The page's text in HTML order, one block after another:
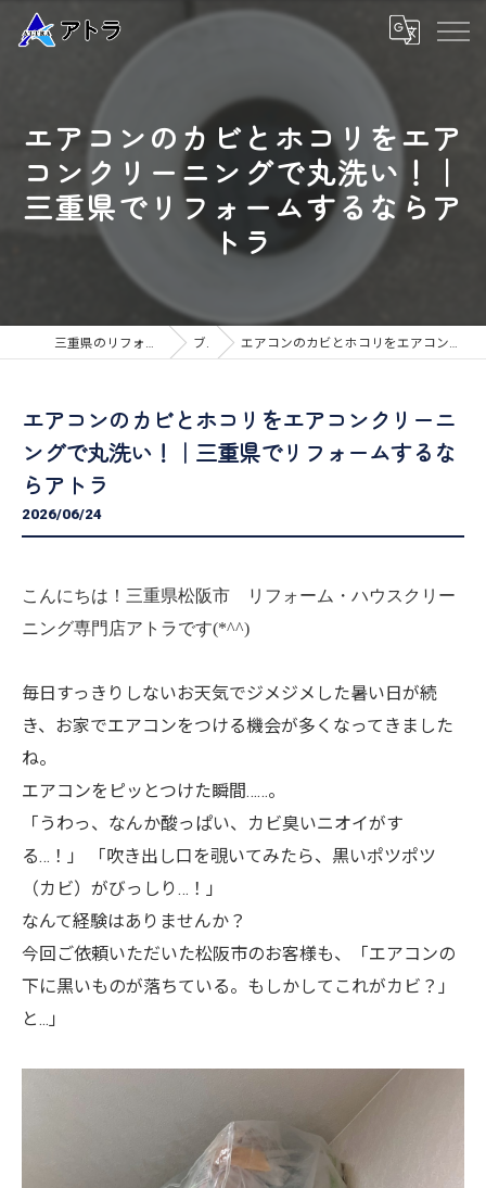
エアコンのカビとホコリをエア
コンクリーニングで丸洗い！｜
三重県でリフォームするならア
トラ
三重県のリフォームなら高品質な工事のアトラ ブログ エアコンのカビとホコリをエアコンクリーニングで丸洗い！｜三重県でリフォームするならアトラ
エアコンのカビとホコリをエアコンクリーニ
ングで丸洗い！｜三重県でリフォームするな
らアトラ
2026/06/24
こんにちは！三重県松阪市 リフォーム・ハウスクリー
ニング専門店アトラです(*^^)
毎日すっきりしないお天気でジメジメした暑い日が続
き、お家でエアコンをつける機会が多くなってきました
ね。
エアコンをピッとつけた瞬間……。
「うわっ、なんか酸っぱい、カビ臭いニオイがす
る…！」 「吹き出し口を覗いてみたら、黒いポツポツ
（カビ）がびっしり…！」
なんて経験はありませんか？
今回ご依頼いただいた松阪市のお客様も、「エアコンの
下に黒いものが落ちている。もしかしてこれがカビ？」
と...」